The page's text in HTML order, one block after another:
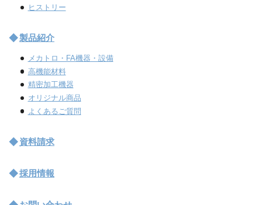
ヒストリー
製品紹介
メカトロ・FA機器・設備
高機能材料
精密加工機器
オリジナル商品
よくあるご質問
資料請求
採用情報